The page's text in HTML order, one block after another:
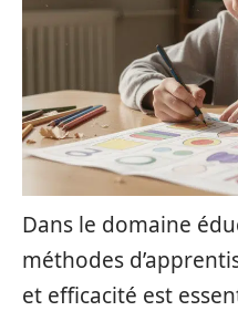
Dans le domaine
méthodes
et efficacité est